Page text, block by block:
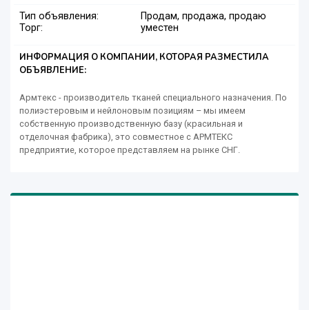
Тип объявления:
Продам, продажа, продаю
Торг:
уместен
ИНФОРМАЦИЯ О КОМПАНИИ, КОТОРАЯ РАЗМЕСТИЛА
ОБЪЯВЛЕНИЕ:
Армтекс - производитель тканей специального назначения. По
полиэстеровым и нейлоновым позициям – мы имеем
собственную производственную базу (красильная и
отделочная фабрика), это совместное с АРМТЕКС
предприятие, которое представляем на рынке СНГ.